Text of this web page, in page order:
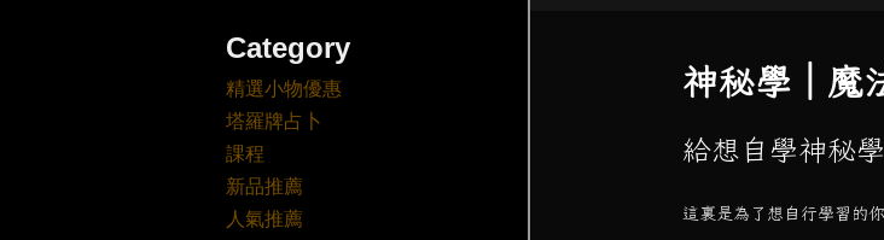
Category
精選小物優惠
塔羅牌占卜
課程
新品推薦
人氣推薦